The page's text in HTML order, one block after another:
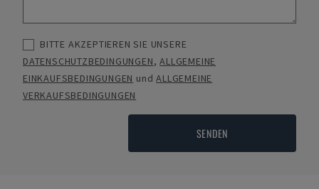
BITTE AKZEPTIEREN SIE UNSERE
DATENSCHUTZBEDINGUNGEN,ALLGEMEINE
EINKAUFSBEDINGUNGEN undALLGEMEINE
VERKAUFSBEDINGUNGEN
SENDEN